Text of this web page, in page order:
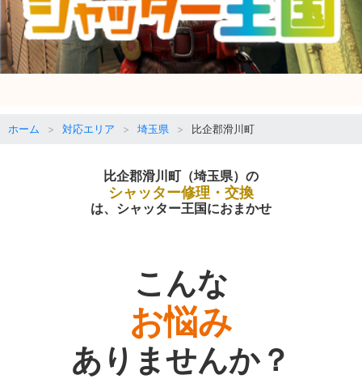
ホーム 対応エリア 埼玉県 比企郡滑川町
比企郡滑川町（埼玉県）の
シャッター修理・交換
は、シャッター王国におまかせ
こんな
お悩み
ありませんか？